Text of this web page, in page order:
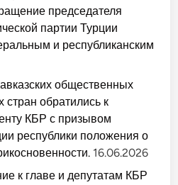
председателя
партии Турции
и республиканским
общественных
стран обратились к
КБР с призывом
республики положения о
16.06.2026
к главе и депутатам КБР